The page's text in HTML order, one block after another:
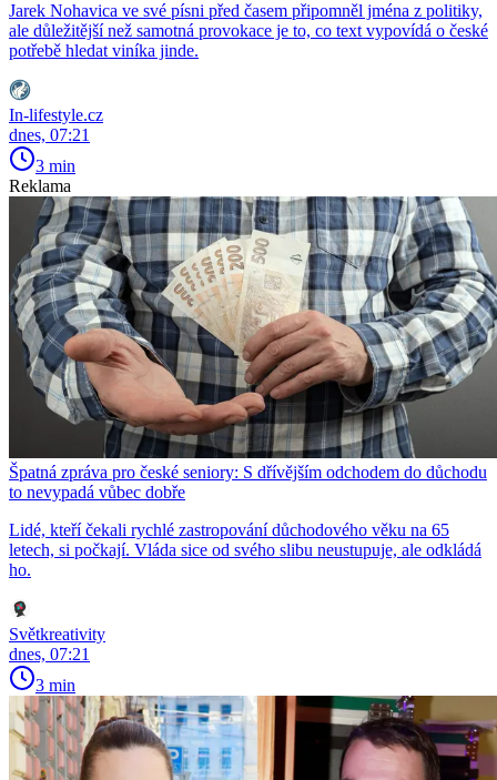
Jarek Nohavica ve své písni před časem připomněl jména z politiky,
ale důležitější než samotná provokace je to, co text vypovídá o české
potřebě hledat viníka jinde.
In-lifestyle.cz
dnes, 07:21
3 min
Reklama
Špatná zpráva pro české seniory: S dřívějším odchodem do důchodu
to nevypadá vůbec dobře
Lidé, kteří čekali rychlé zastropování důchodového věku na 65
letech, si počkají. Vláda sice od svého slibu neustupuje, ale odkládá
ho.
Světkreativity
dnes, 07:21
3 min